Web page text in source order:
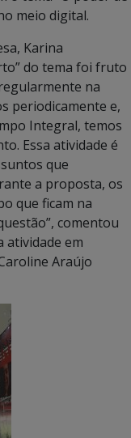
meio digital.
Karina
do tema foi fruto
na
periodicamente e,
Integral, temos
Essa atividade é
que
a proposta, os
que ficam na
comentou
atividade em
Araújo